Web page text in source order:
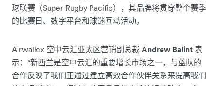
球联赛（Super Rugby Pacific），其品牌将贯穿整个赛季
的比赛日、数字平台和球迷互动活动。
Airwallex 空中云汇亚太区营销副总裁 Andrew Balint 表
示：“新西兰是空中云汇的重要增长市场之一，与蓝队的
合作反映了我们正通过建立高效合作伙伴关系来提高我们